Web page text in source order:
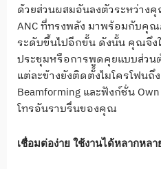
ด้วยส่วนผสมอันลงตัวระหว่าง
ANC ที่ทรงพลัง มาพร้อมกับคุ
ระดับขึ้นไปอีกขั้น ดังนั้น คุณจึง
ประชุมหรือการพูดคุยแบบส่วน
แต่ละข้างยังติดตั้งไมโครโฟนถึ
Beamforming และฟังก์ชั่น
โทรอันราบรื่นของคุณ
เชื่อมต่อง่าย ใช้งานได้หลากหลา